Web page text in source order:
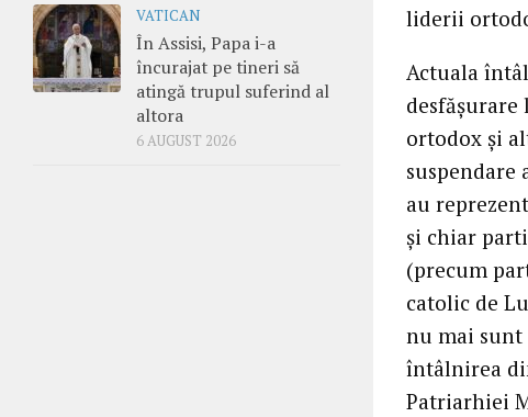
liderii
Actuala
ortodox şi
au
şi chiar
(precum
catolic de
nu mai sunt
întâlnirea
Patriarhiei
VATICAN
În Assisi, Papa i-a
încurajat pe tineri să
atingă trupul suferind al
altora
6 AUGUST 2026